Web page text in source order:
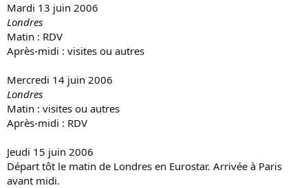
Mardi 13 juin 2006
Londres
Matin : RDV
Après-midi : visites ou autres
Mercredi 14 juin 2006
Londres
Matin : visites ou autres
Après-midi : RDV
Jeudi 15 juin 2006
Départ tôt le matin de Londres en Eurostar. Arrivée à Paris
avant midi.